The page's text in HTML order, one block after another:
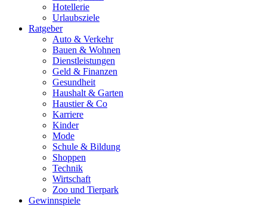
Hotellerie
Urlaubsziele
Ratgeber
Auto & Verkehr
Bauen & Wohnen
Dienstleistungen
Geld & Finanzen
Gesundheit
Haushalt & Garten
Haustier & Co
Karriere
Kinder
Mode
Schule & Bildung
Shoppen
Technik
Wirtschaft
Zoo und Tierpark
Gewinnspiele